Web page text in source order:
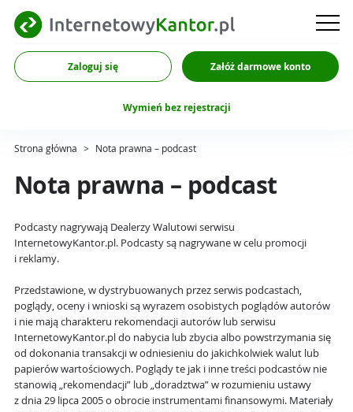
Zaloguj się Załóż darmowe konto
Wymień bez rejestracji
Strona główna > Nota prawna – podcast
Nota prawna – podcast
Podcasty nagrywają Dealerzy Walutowi serwisu
InternetowyKantor.pl. Podcasty są nagrywane w celu promocji
i reklamy.
Przedstawione, w dystrybuowanych przez serwis podcastach,
poglądy, oceny i wnioski są wyrazem osobistych poglądów autorów
i nie mają charakteru rekomendacji autorów lub serwisu
InternetowyKantor.pl do nabycia lub zbycia albo powstrzymania się
od dokonania transakcji w odniesieniu do jakichkolwiek walut lub
papierów wartościowych. Poglądy te jak i inne treści podcastów nie
stanowią „rekomendacji” lub „doradztwa” w rozumieniu ustawy
z dnia 29 lipca 2005 o obrocie instrumentami finansowymi. Materiały